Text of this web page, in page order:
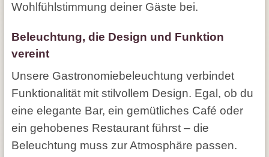
Wohlfühlstimmung deiner Gäste bei.
Beleuchtung, die Design und Funktion
vereint
Unsere Gastronomiebeleuchtung verbindet
Funktionalität mit stilvollem Design. Egal, ob du
eine elegante Bar, ein gemütliches Café oder
ein gehobenes Restaurant führst – die
Beleuchtung muss zur Atmosphäre passen.